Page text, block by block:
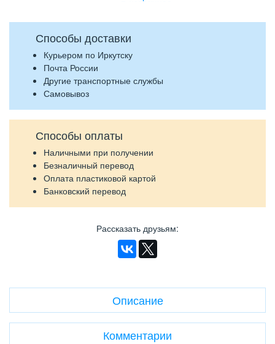
Способы доставки
Курьером по Иркутску
Почта России
Другие транспортные службы
Самовывоз
Способы оплаты
Наличными при получении
Безналичный перевод
Оплата пластиковой картой
Банковский перевод
Рассказать друзьям:
Описание
Комментарии